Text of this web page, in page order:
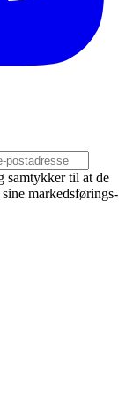
samtykker til at de
markedsførings-